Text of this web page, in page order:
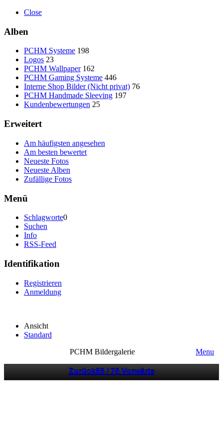
Close
Alben
PCHM Systeme 198
Logos 23
PCHM Wallpaper 162
PCHM Gaming Systeme 446
Interne Shop Bilder (Nicht privat) 76
PCHM Handmade Sleeving 197
Kundenbewertungen 25
Erweitert
Am häufigsten angesehen
Am besten bewertet
Neueste Fotos
Neueste Alben
Zufällige Fotos
Menü
Schlagworte0
Suchen
Info
RSS-Feed
Identifikation
Registrieren
Anmeldung
Ansicht
Standard
PCHM Bildergalerie
Menu
Zurück65 / 76 Vorwärts